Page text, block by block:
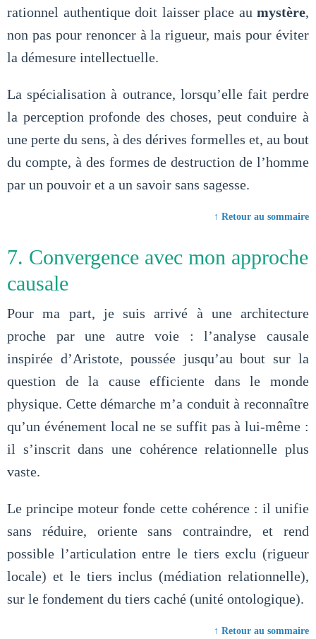
rationnel authentique doit laisser place au mystère,
non pas pour renoncer à la rigueur, mais pour éviter
la démesure intellectuelle.
La spécialisation à outrance, lorsqu’elle fait perdre
la perception profonde des choses, peut conduire à
une perte du sens, à des dérives formelles et, au bout
du compte, à des formes de destruction de l’homme
par un pouvoir et a un savoir sans sagesse.
↑ Retour au sommaire
7. Convergence avec mon approche
causale
Pour ma part, je suis arrivé à une architecture
proche par une autre voie : l’analyse causale
inspirée d’Aristote, poussée jusqu’au bout sur la
question de la cause efficiente dans le monde
physique. Cette démarche m’a conduit à reconnaître
qu’un événement local ne se suffit pas à lui-même :
il s’inscrit dans une cohérence relationnelle plus
vaste.
Le principe moteur fonde cette cohérence : il unifie
sans réduire, oriente sans contraindre, et rend
possible l’articulation entre le tiers exclu (rigueur
locale) et le tiers inclus (médiation relationnelle),
sur le fondement du tiers caché (unité ontologique).
↑ Retour au sommaire